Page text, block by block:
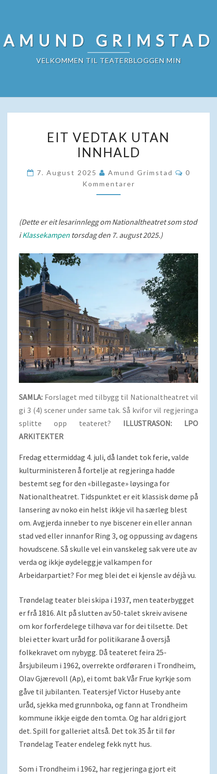
content
AMUND GRIMSTAD
VELKOMMEN TIL TEATERBLOGGEN MIN
VEDTAK
UTAN
EIT VEDTAK UTAN
INNHALD
7. August 2025 Amund Grimstad
0
Kommentarer
(Dette er eit lesarinnlegg om Nationaltheatret som stod
iKlassekampen torsdag den 7. august 2025.)
SAMLA: Forslaget med tilbygg til Nationaltheatret vil
gi 3 (4) scener under same tak. Så kvifor vil regjeringa
splitte opp teateret? ILLUSTRASON: LPO
ARKITEKTER
Fredag ettermiddag 4. juli, då landet tok ferie, valde
kulturministeren å fortelje at regjeringa hadde
bestemt seg for den «billegaste» løysinga for
Nationaltheatret. Tidspunktet er eit klassisk døme på
lansering av noko ein helst ikkje vil ha særleg blest
om. Avgjerda inneber to nye biscener ein eller annan
stad ved eller innanfor Ring 3, og oppussing av dagens
hovudscene. Så skulle vel ein vanskeleg sak vere ute av
verda og ikkje øydeleggje valkampen for
Arbeidarpartiet? For meg blei det ei kjensle av déjà vu.
Trøndelag teater blei skipa i 1937, men teaterbygget
er frå 1816. Alt på slutten av 50-talet skreiv avisene
om kor forferdelege tilhøva var for dei tilsette. Det
blei etter kvart uråd for politikarane å oversjå
folkekravet om nybygg. Då teateret feira 25-
årsjubileum i 1962, overrekte ordføraren i Trondheim,
Olav Gjærevoll (Ap), ei tomt bak Vår Frue kyrkje som
gåve til jubilanten. Teatersjef Victor Huseby ante
uråd, sjekka med grunnboka, og fann at Trondheim
kommune ikkje eigde den tomta. Og har aldri gjort
det. Spill for galleriet altså. Det tok 35 år til før
Trøndelag Teater endeleg fekk nytt hus.
Som i Trondheim i 1962, har regjeringa gjort eit